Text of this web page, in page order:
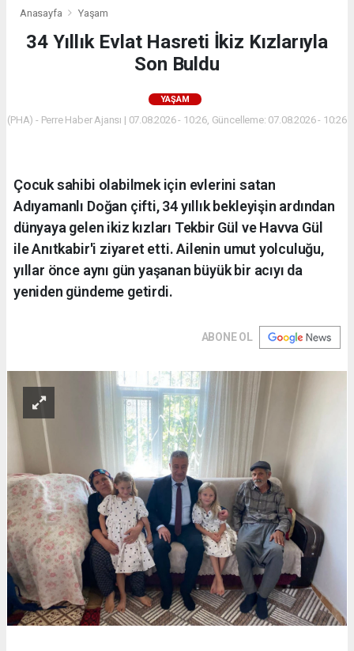
Anasayfa Yaşam
34 Yıllık Evlat Hasreti İkiz Kızlarıyla
Son Buldu
YAŞAM
(PHA) - Perre Haber Ajansı | 07.08.2026 - 10:26, Güncelleme: 07.08.2026 - 10:26
Çocuk sahibi olabilmek için evlerini satan
Adıyamanlı Doğan çifti, 34 yıllık bekleyişin ardından
dünyaya gelen ikiz kızları Tekbir Gül ve Havva Gül
ile Anıtkabir'i ziyaret etti. Ailenin umut yolculuğu,
yıllar önce aynı gün yaşanan büyük bir acıyı da
yeniden gündeme getirdi.
ABONE OL